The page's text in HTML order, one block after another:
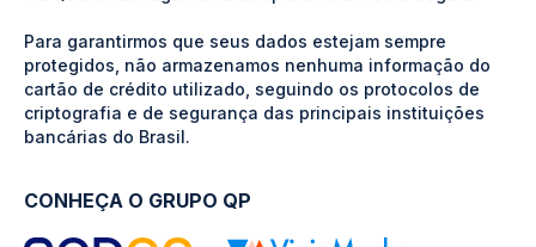
Para garantirmos que seus dados estejam sempre
protegidos, não armazenamos nenhuma informação do
cartão de crédito utilizado, seguindo os protocolos de
criptografia e de segurança das principais instituições
bancárias do Brasil.
CONHEÇA O GRUPO QP